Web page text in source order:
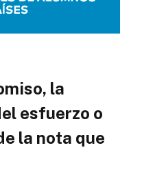
la
esfuerzo o
la nota que